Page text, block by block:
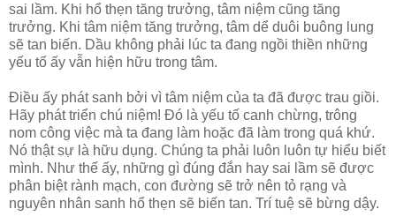
sai lầm. Khi hổ thẹn tăng trưởng, tâm niệm cũng tăng
trưởng. Khi tâm niệm tăng trưởng, tâm dể duôi buông lung
sẽ tan biến. Dầu không phải lúc ta đang ngồi thiền những
yếu tố ấy vẫn hiện hữu trong tâm.
Điều ấy phát sanh bởi vì tâm niệm của ta đã được trau giồi.
Hãy phát triển chú niệm! Đó là yếu tố canh chừng, trông
nom công việc mà ta đang làm hoặc đã làm trong quá khứ.
Nó thật sự là hữu dụng. Chúng ta phải luôn luôn tự hiểu biết
mình. Như thế ấy, những gì đúng đắn hay sai lầm sẽ được
phân biệt rành mạch, con đường sẽ trở nên tỏ rạng và
nguyên nhân sanh hổ thẹn sẽ biến tan. Trí tuệ sẽ bừng dậy.